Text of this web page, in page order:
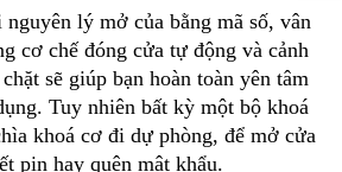
lý mở của bằng mã số, vân
cơ chế đóng cửa tự động và cảnh
sẽ giúp bạn hoàn toàn yên tâm
Tuy nhiên bất kỳ một bộ khoá
khoá cơ đi dự phòng, để mở cửa
pin hay quên mật khẩu.